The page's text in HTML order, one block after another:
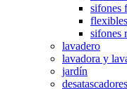
sifones
sifones
lavadero
lavadora y
jardín
desatascadores